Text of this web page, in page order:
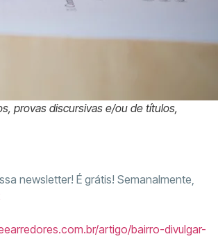
provas discursivas e/ou de títulos,
newsletter! É grátis! Semanalmente,
artigo/bairro-divulgar-